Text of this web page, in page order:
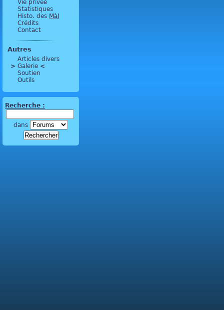
Vie privée
Statistiques
Histo. des MàJ
Crédits
Contact
Autres
Articles divers
> Galerie <
Soutien
Outils
Recherche :
dans